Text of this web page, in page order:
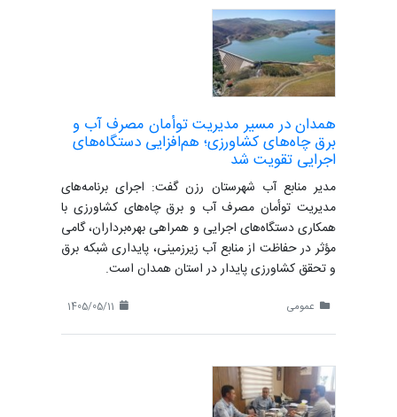
همدان در مسیر مدیریت توأمان مصرف آب و
برق چاه‌های کشاورزی؛ هم‌افزایی دستگاه‌های
اجرایی تقویت شد
مدیر منابع آب شهرستان رزن گفت: اجرای برنامه‌های
مدیریت توأمان مصرف آب و برق چاه‌های کشاورزی با
همکاری دستگاه‌های اجرایی و همراهی بهره‌برداران، گامی
مؤثر در حفاظت از منابع آب زیرزمینی، پایداری شبکه برق
و تحقق کشاورزی پایدار در استان همدان است.
عمومی